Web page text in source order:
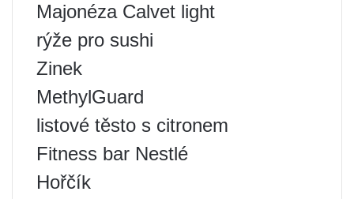
Majonéza Calvet light
rýže pro sushi
Zinek
MethylGuard
listové těsto s citronem
Fitness bar Nestlé
Hořčík